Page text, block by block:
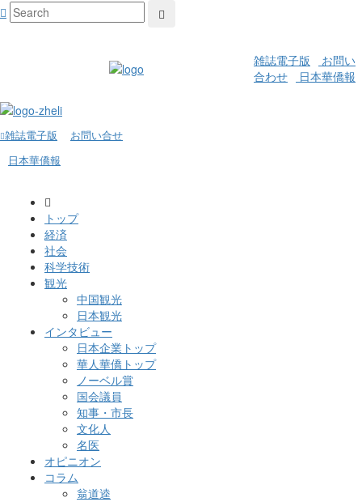
雑誌電子版
お問い
合わせ
日本華僑報
雑誌電子版
お問い合せ
日本華僑報
トップ
経済
社会
科学技術
観光
中国観光
日本観光
インタビュー
日本企業トップ
華人華僑トップ
ノーベル賞
国会議員
知事・市長
文化人
名医
オピニオン
コラム
翁道逵